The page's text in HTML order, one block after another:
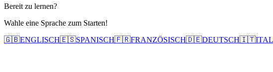
Bereit zu lernen?
Wahle eine Sprache zum Starten!
🇬🇧ENGLISCH🇪🇸SPANISCH🇫🇷FRANZÖSISCH🇩🇪DEUTSCH🇮🇹